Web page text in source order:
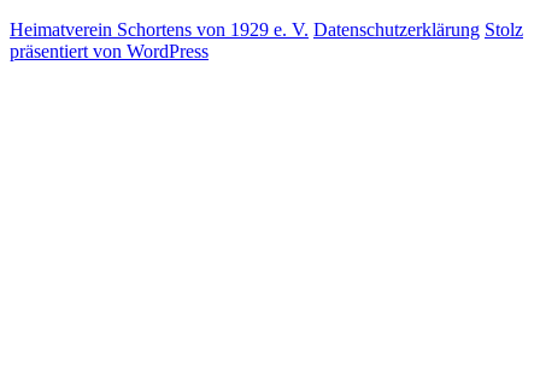
Heimatverein Schortens von 1929 e. V. Datenschutzerklärung Stolz
präsentiert von WordPress